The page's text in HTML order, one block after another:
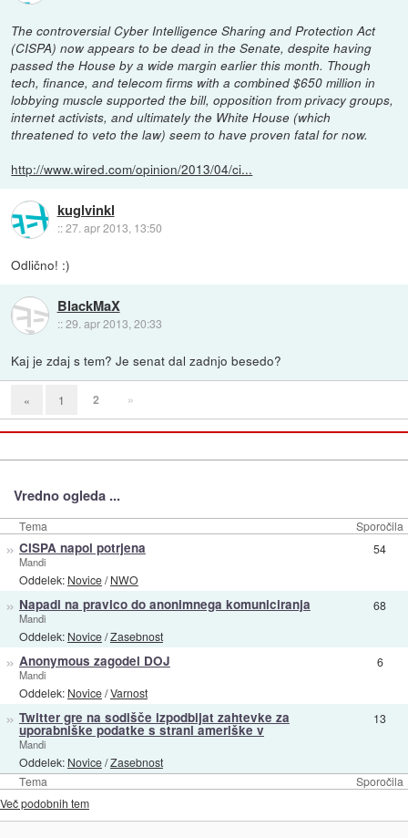
The controversial Cyber Intelligence Sharing and Protection Act
(CISPA) now appears to be dead in the Senate, despite having
passed the House by a wide margin earlier this month. Though
tech, finance, and telecom firms with a combined $650 million in
lobbying muscle supported the bill, opposition from privacy groups,
internet activists, and ultimately the White House (which
threatened to veto the law) seem to have proven fatal for now.
http://www.wired.com/opinion/2013/04/ci...
kuglvinkl
::27. apr 2013, 13:50
Odlično! :)
BlackMaX
::29. apr 2013, 20:33
Kaj je zdaj s tem? Je senat dal zadnjo besedo?
« 1 2 »
Vredno ogleda ...
Tema Sporočila
Tema Sporočila
» CISPA napol potrjena
Mandi
Oddelek: Novice/NWO
54
» Napadi na pravico do anonimnega komuniciranja
Mandi
Oddelek: Novice/Zasebnost
68
» Anonymous zagodel DOJ
Mandi
Oddelek: Novice/Varnost
6
» Twitter gre na sodišče izpodbijat zahtevke za
uporabniške podatke s strani ameriške v
Mandi
Oddelek: Novice/Zasebnost
13
Več podobnih tem